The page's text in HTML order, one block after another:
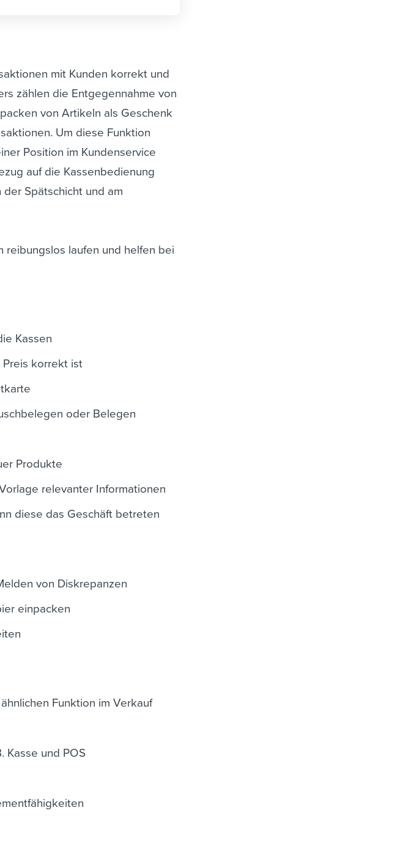
mit Kunden korrekt und
zählen die Entgegennahme von
von Artikeln als Geschenk
Um diese Funktion
Position im Kundenservice
auf die Kassenbedienung
Spätschicht und am
reibungslos laufen und helfen bei
Kassen
Preis korrekt ist
oder Belegen
Produkte
relevanter Informationen
diese das Geschäft betreten
von Diskrepanzen
einpacken
Funktion im Verkauf
Kasse und POS